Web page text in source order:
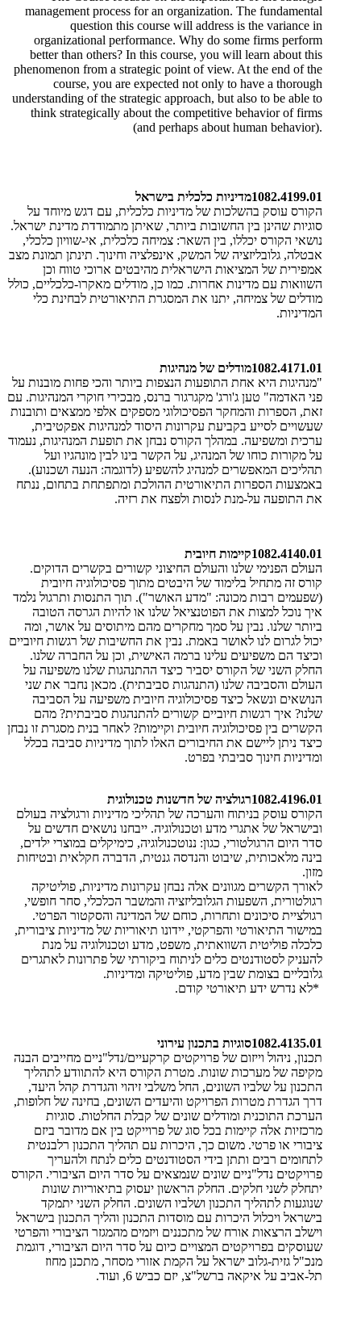
management process for an organization. The fundamental
question this course will address is the variance in
organizational performance. Why do some firms perform
better than others? In this course, you will learn about this
phenomenon from a strategic point of view. At the end of the
course, you are expected not only to have a thorough
understanding of the strategic approach, but also to be able to
think strategically about the competitive behavior of firms
(and perhaps about human behavior).
1082.4199.01מדיניות כלכלית בישראל
הקורס עוסק בהשלכות של מדיניות כלכלית, עם דגש מיוחד על
סוגיות שהינן בין החשובות ביותר, שאיתן מתמודדת מדינת ישראל.
נושאי הקורס יכללו, בין השאר: צמיחה כלכלית, אי-שוויון כלכלי,
אבטלה, גלובליזציה של המשק, אינפלציה וחינוך. תינתן תמונת מצב
אמפירית של המציאות הישראלית מהיבטים ארוכי טווח וכן
השוואות עם מדינות אחרות. כמו כן, מודלים מאקרו-כלכליים, כולל
מודלים של צמיחה, יתנו את המסגרת התיאורטית לבחינת כלי
המדיניות.
1082.4171.01מודלים של מנהיגות
"מנהיגות היא אחת התופעות הנצפות ביותר והכי פחות מובנות על
פני האדמה" טען ג'ורג' מקגרגור ברנס, מבכירי חוקרי המנהיגות. עם
זאת, הספרות והמחקר הפסיכולוגי מספקים אלפי ממצאים ותובנות
שעשויים לסייע בקביעת עקרונות היסוד למנהיגות אפקטיבית,
ערכית ומשפיעה. במהלך הקורס נבחן את תופעת המנהיגות, נעמוד
על מקורות כוחו של המנהיג, על הקשר בינו לבין מונהגיו ועל
תהליכים המאפשרים למנהיג להשפיע (לדוגמה: הנעה ושכנוע).
באמצעות הספרות התיאורטית ההולכת ומתפתחת בתחום, ננתח
את התופעה על-מנת לנסות ולפצח את רזיה.
1082.4140.01קיימות חיובית
העולם הפנימי שלנו והעולם החיצוני קשורים בקשרים הדוקים.
קורס זה מתחיל בלימוד של היבטים מתוך פסיכולוגיה חיובית
(שפעמים רבות מכונה: "מדע האושר"). תוך התנסות ותרגול נלמד
איך נוכל למצות את הפוטנציאל שלנו או להיות הגרסה הטובה
ביותר שלנו. נבין על סמך מחקרים מהם מיתוסים על אושר, ומה
יכול לגרום לנו לאושר באמת. נבין את החשיבות של רגשות חיוביים
וכיצד הם משפיעים עלינו ברמה האישית, וכן על החברה שלנו.
החלק השני של הקורס יסביר כיצד ההתנהגות שלנו משפיעה על
העולם והסביבה שלנו (התנהגות סביבתית). מכאן נחבר את שני
הנושאים ונשאל כיצד פסיכולוגיה חיובית משפיעה על הסביבה
שלנו? איך רגשות חיוביים קשורים להתנהגות סביבתית? מהם
הקשרים בין פסיכולוגיה חיובית וקיימות? לאחר בנית מסגרת זו נבחן
כיצד ניתן ליישם את החיבורים האלו לתוך מדיניות סביבה בכלל
ומדיניות חינוך סביבתי בפרט.
1082.4196.01רגולציה של חדשנות טכנולוגית
הקורס עוסק בניתוח והערכה של תהליכי מדיניות ורגולציה בעולם
ובישראל של אתגרי מדע וטכנולוגיה. ייבחנו נושאים חדשים על
סדר היום הרגולטורי, כגון: ננוטכנולוגיה, כימיקלים במוצרי ילדים,
בינה מלאכותית, שיבוט והנדסה גנטית, הדברה חקלאית ובטיחות
מזון.
לאורך הקשרים מגוונים אלה נבחן עקרונות מדיניות, פוליטיקה
רגולטורית, השפעות הגלובליזציה והמשבר הכלכלי, סחר חופשי,
רגולציית סיכונים ותחרות, כוחם של המדינה והסקטור הפרטי.
במישור התיאורטי והפרקטי, יידונו תיאוריות של מדיניות ציבורית,
כלכלה פוליטית השוואתית, משפט, מדע וטכנולוגיה על מנת
להעניק לסטודנטים כלים לניתוח ביקורתי של פתרונות לאתגרים
גלובליים בצומת שבין מדע, פוליטיקה ומדיניות.
*לא נדרש ידע תיאורטי קודם.
1082.4135.01סוגיות בתכנון עירוני
תכנון, ניהול וייזום של פרויקטים קרקעיים/נדל"ניים מחייבים הבנה
מקיפה של מערכות שונות. מטרת הקורס היא להתוודע לתהליך
התכנון על שלביו השונים, החל משלבי זיהוי והגדרת קהל היעד,
דרך הגדרת מטרות הפרויקט והיעדים השונים, בחינה של חלופות,
הערכת התוכנית ומודלים שונים של קבלת החלטות. סוגיות
מרכזיות אלה קיימות בכל סוג של פרוייקט בין אם מדובר ביזם
ציבורי או פרטי. משום כך, היכרות עם תהליך התכנון רלבנטית
לתחומים רבים ותתן בידי הסטודנטים כלים לנתח ולהעריך
פרויקטים נדל"ניים שונים שנמצאים על סדר היום הציבורי. הקורס
יתחלק לשני חלקים. החלק הראשון יעסוק בתיאוריות שונות
שנוגעות לתהליך התכנון ושלביו השונים. החלק השני יתמקד
בישראל ויכלול היכרות עם מוסדות התכנון והליך התכנון בישראל
וישלב הרצאות אורח של מתכננים ויזמים מהמגזר הציבורי והפרטי
שעוסקים בפרויקטים המצויים כיום על סדר היום הציבורי, דוגמת
מנכ"ל גזית-גלוב ישראל על הקמת אזורי מסחר, מתכנן מחוז
תל-אביב על איקאה ברשל"צ, יזם כביש 6, ועוד
.